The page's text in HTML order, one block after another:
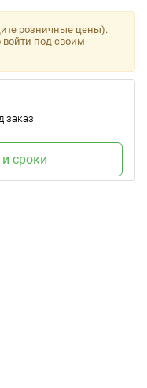
розничные цены).
под своим
заказ.
сроки